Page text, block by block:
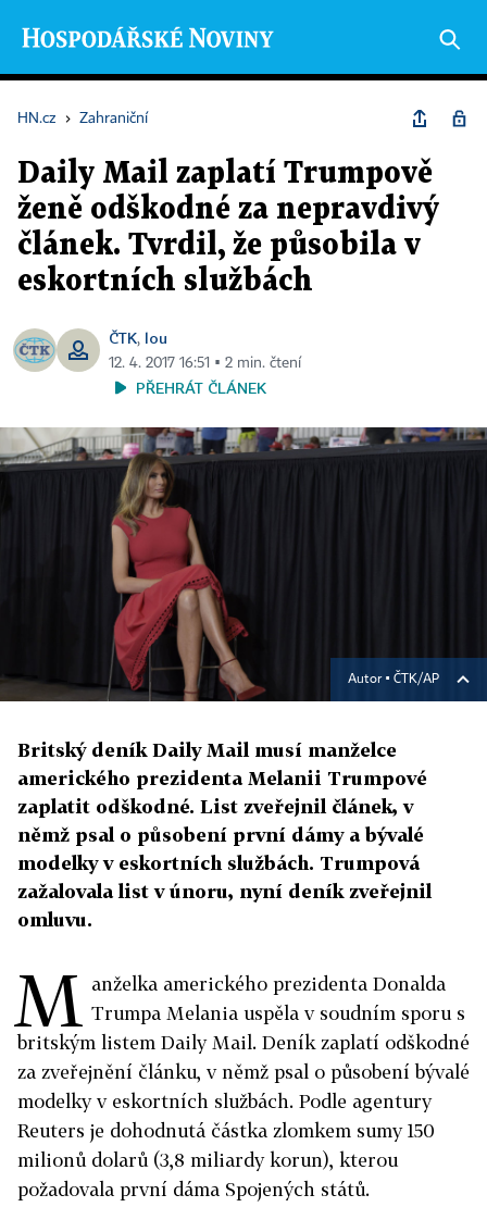
HN.cz › Zahraniční
Daily Mail zaplatí Trumpově
ženě odškodné za nepravdivý
článek. Tvrdil, že působila v
eskortních službách
ČTK, lou
12. 4. 2017 16:51 ▪ 2 min. čtení
PŘEHRÁT ČLÁNEK
Autor ▪ ČTK/AP
Britský deník Daily Mail musí manželce
amerického prezidenta Melanii Trumpové
zaplatit odškodné. List zveřejnil článek, v
němž psal o působení první dámy a bývalé
modelky v eskortních službách. Trumpová
zažalovala list v únoru, nyní deník zveřejnil
omluvu.
M anželka amerického prezidenta Donalda
Trumpa Melania uspěla v soudním sporu s
britským listem Daily Mail. Deník zaplatí odškodné
za zveřejnění článku, v němž psal o působení bývalé
modelky v eskortních službách. Podle agentury
Reuters je dohodnutá částka zlomkem sumy 150
milionů dolarů (3,8 miliardy korun), kterou
požadovala první dáma Spojených států.